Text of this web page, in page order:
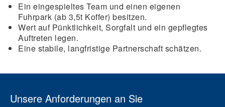
Ein eingespieltes Team und einen eigenen
Fuhrpark (ab 3,5t Koffer) besitzen.
Wert auf Pünktlichkeit, Sorgfalt und ein gepflegtes
Auftreten legen.
Eine stabile, langfristige Partnerschaft schätzen.
Unsere Anforderungen an Sie